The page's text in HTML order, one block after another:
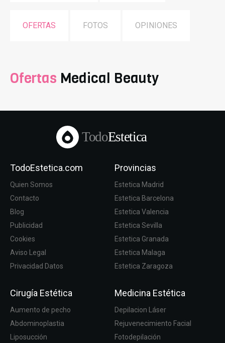
OFERTAS FOTOS OPINIONES
Ofertas Medical Beauty
TodoEstetica
TodoEstetica.com
Quien Somos
Contacto
Blog
Publicidad
Cookies
Aviso Legal
Privacidad Datos
Provincias
Estetica Madrid
Estetica Barcelona
Estetica Valencia
Estetica Sevilla
Estetica Granada
Estetica Malaga
Estetica Zaragoza
Cirugía Estética
Aumento de pecho
Abdominoplastia
Liposucción
Medicina Estética
Depilacion Láser
Rejuvenecimiento Facial
Fotodepilación